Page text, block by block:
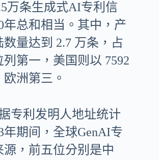
万条生成式AI专利信
年总和相当。其中，产
量达到 2.7 万条，占
列第一，美国则以 7592
洲第三。
专利发明人地址统计
年期间，全球GenAI专
，前五位分别是中